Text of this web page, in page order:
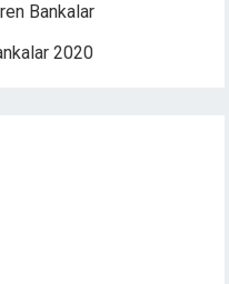
Bankalar
2020